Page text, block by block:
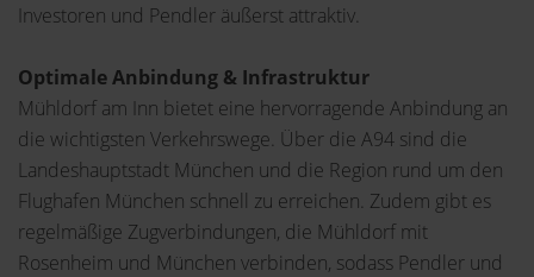
Investoren und Pendler äußerst attraktiv.
Optimale Anbindung & Infrastruktur
Mühldorf am Inn bietet eine hervorragende Anbindung an
die wichtigsten Verkehrswege. Über die A94 sind die
Landeshauptstadt München und die Region rund um den
Flughafen München schnell zu erreichen. Zudem gibt es
regelmäßige Zugverbindungen, die Mühldorf mit
Rosenheim und München verbinden, sodass Pendler und